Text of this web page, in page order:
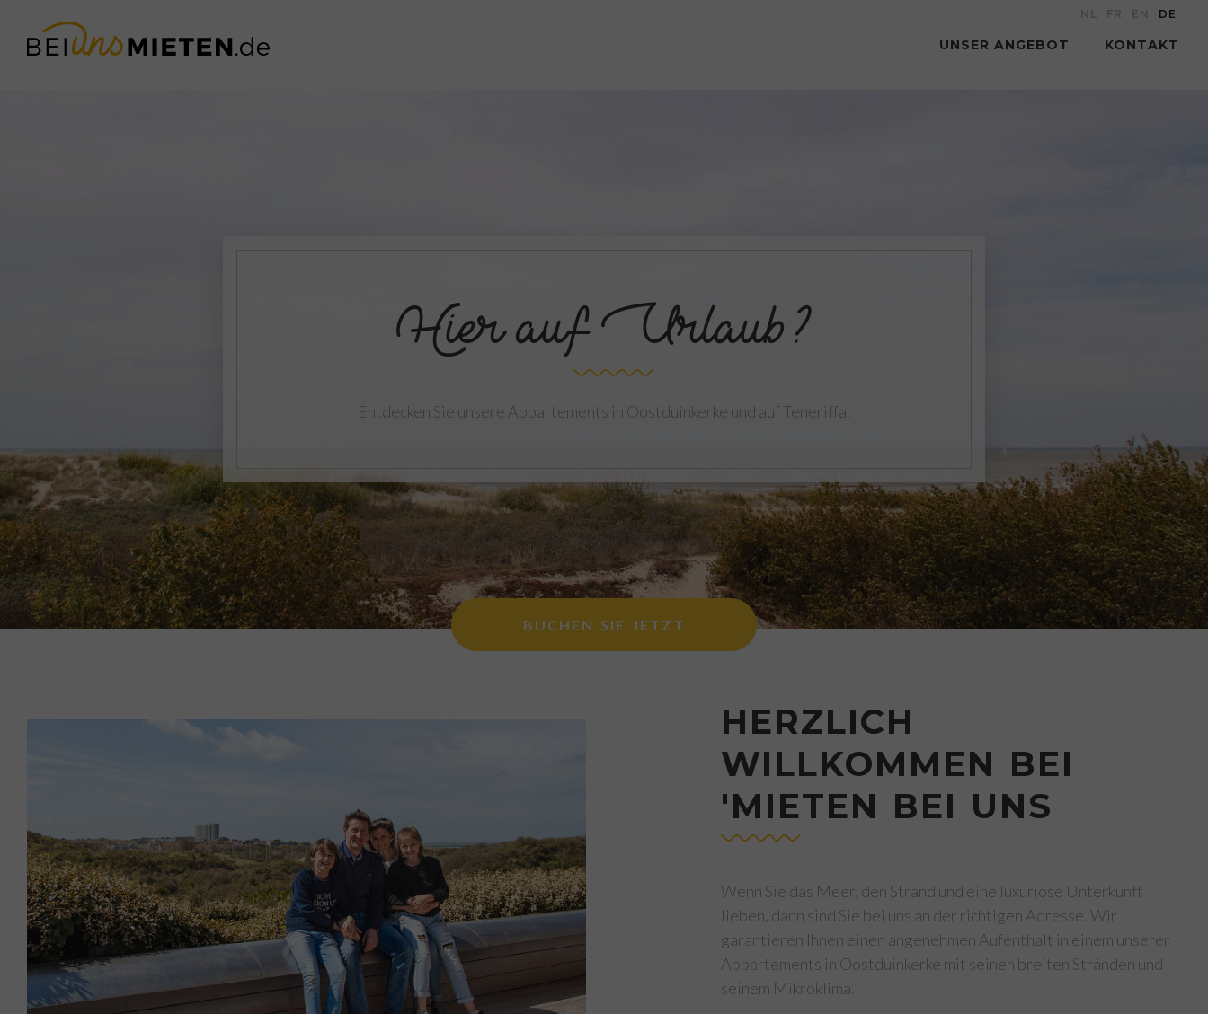
UNSER ANGEBOT KONTAKT
NL FR EN DE
Hier auf Urlaub?
Entdecken Sie unsere Appartements in Oostduinkerke und auf Teneriffa.
BUCHEN SIE JETZT
HERZLICH
WILLKOMMEN BEI
'MIETEN BEI UNS
Wenn Sie das Meer, den Strand und eine luxuriöse Unterkunft
lieben, dann sind Sie bei uns an der richtigen Adresse. Wir
garantieren Ihnen einen angenehmen Aufenthalt in einem unserer
Appartements in Oostduinkerke mit seinen breiten Stränden und
seinem Mikroklima.